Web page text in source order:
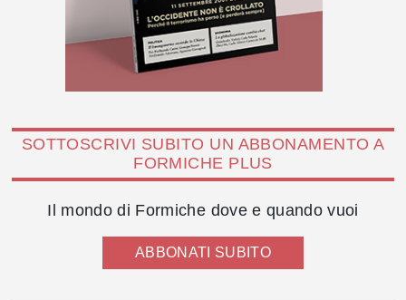
SOTTOSCRIVI SUBITO UN ABBONAMENTO A
FORMICHE PLUS
Il mondo di Formiche dove e quando vuoi
ABBONATI SUBITO